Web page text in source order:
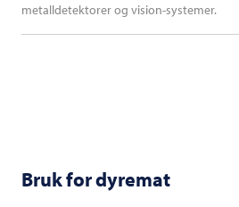
metalldetektorer og vision-systemer.
Bruk for dyremat